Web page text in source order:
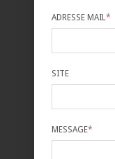
ADRESSE MAIL *
SITE
MESSAGE*